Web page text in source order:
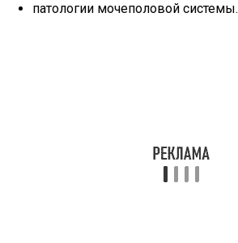
патологии мочеполовой системы.